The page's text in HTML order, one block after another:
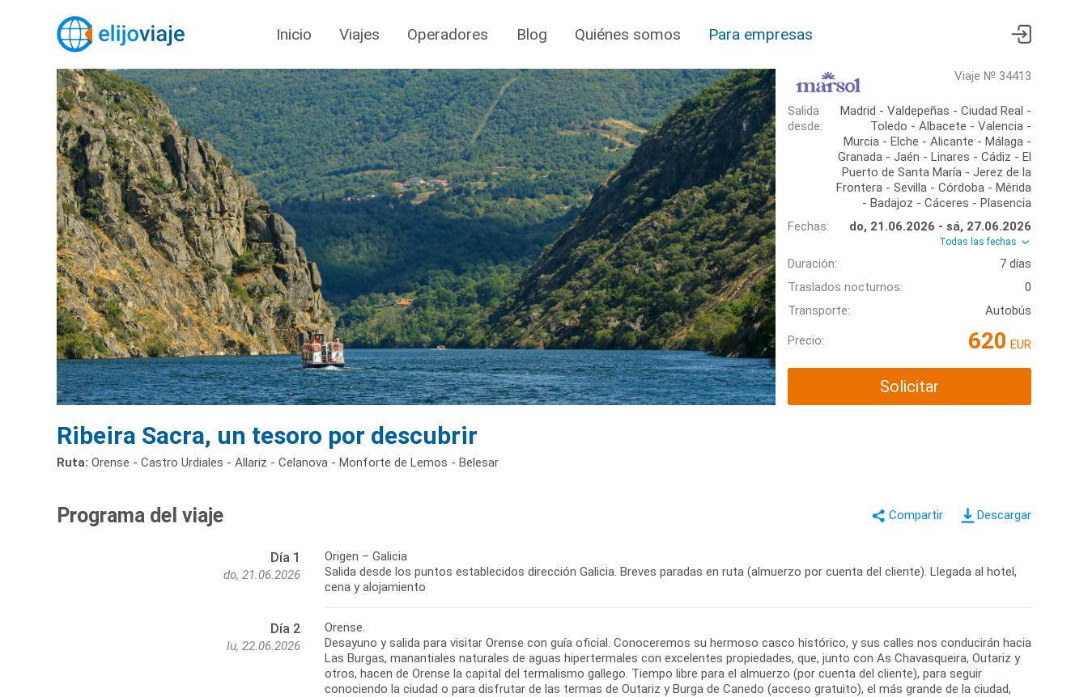
Inicio Viajes Operadores Blog Quiénes somos Para empresas
Viaje № 34413
Salida
desde:
Madrid - Valdepeñas - Ciudad Real -
Toledo - Albacete - Valencia -
Murcia - Elche - Alicante - Málaga -
Granada - Jaén - Linares - Cádiz - El
Puerto de Santa María - Jerez de la
Frontera - Sevilla - Córdoba - Mérida
- Badajoz - Cáceres - Plasencia
Fechas:
do, 21.06.2026 - sá, 27.06.2026
Todas las fechas
Duración:
7 días
Traslados nocturnos:
0
Transporte:
Autobús
Precio: 620 EUR
Solicitar
Ribeira Sacra, un tesoro por descubrir
Ruta: Orense - Castro Urdiales - Allariz - Celanova - Monforte de Lemos - Belesar
Descargar
Programa del viaje
Día 1
do, 21.06.2026
Origen – Galicia
Salida desde los puntos establecidos dirección Galicia. Breves paradas en ruta (almuerzo por cuenta del cliente). Llegada al hotel,
cena y alojamiento
Día 2
lu, 22.06.2026
Orense.
Desayuno y salida para visitar Orense con guía oficial. Conoceremos su hermoso casco histórico, y sus calles nos conducirán hacia
Las Burgas, manantiales naturales de aguas hipertermales con excelentes propiedades, que, junto con As Chavasqueira, Outariz y
otros, hacen de Orense la capital del termalismo gallego. Tiempo libre para el almuerzo (por cuenta del cliente), para seguir
conociendo la ciudad o para disfrutar de las termas de Outariz y Burga de Canedo (acceso gratuito), el más grande de la ciudad,